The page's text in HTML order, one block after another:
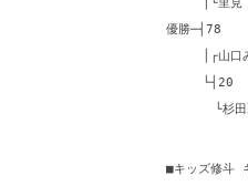
優勝─┤78
│┌山口みこ
└┤20
└杉田藏人
■キッズ修斗